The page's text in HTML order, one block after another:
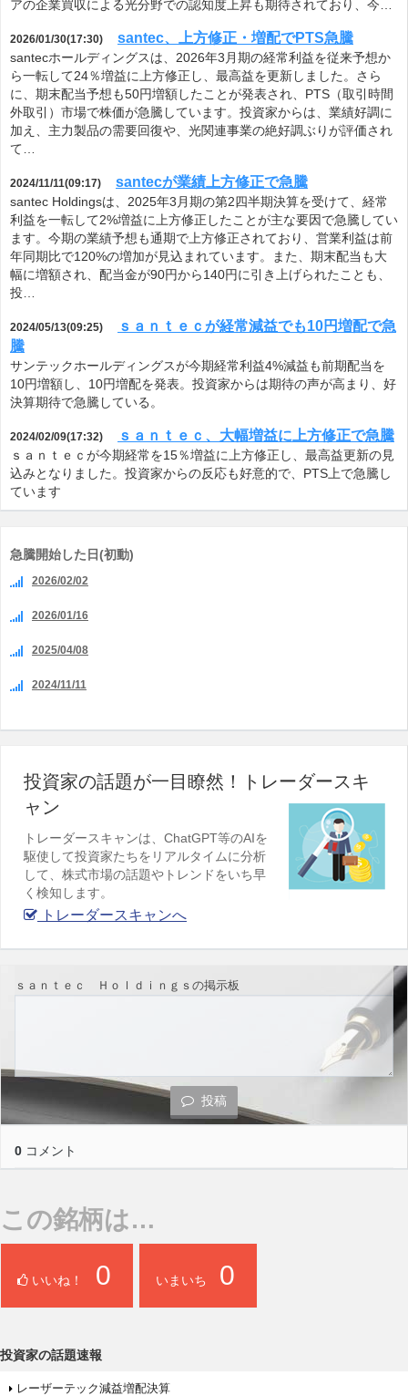
アの企業買収による光分野での認知度上昇も期待されており、今…
2026/01/30(17:30) santec、上方修正・増配でPTS急騰
santecホールディングスは、2026年3月期の経常利益を従来予想か
ら一転して24％増益に上方修正し、最高益を更新しました。さら
に、期末配当予想も50円増額したことが発表され、PTS（取引時間
外取引）市場で株価が急騰しています。投資家からは、業績好調に
加え、主力製品の需要回復や、光関連事業の絶好調ぶりが評価され
て…
2024/11/11(09:17) santecが業績上方修正で急騰
santec Holdingsは、2025年3月期の第2四半期決算を受けて、経常
利益を一転して2%増益に上方修正したことが主な要因で急騰してい
ます。今期の業績予想も通期で上方修正されており、営業利益は前
年同期比で120%の増加が見込まれています。また、期末配当も大
幅に増額され、配当金が90円から140円に引き上げられたことも、
投…
2024/05/13(09:25)
ｓａｎｔｅｃが経常減益でも10円増配で急
騰
サンテックホールディングスが今期経常利益4%減益も前期配当を
10円増額し、10円増配を発表。投資家からは期待の声が高まり、好
決算期待で急騰している。
2024/02/09(17:32) ｓａｎｔｅｃ、大幅増益に上方修正で急騰
ｓａｎｔｅｃが今期経常を15％増益に上方修正し、最高益更新の見
込みとなりました。投資家からの反応も好意的で、PTS上で急騰し
ています
急騰開始した日(初動)
2026/02/02
2026/01/16
2025/04/08
2024/11/11
投資家の話題が一目瞭然！トレーダースキ
ャン
トレーダースキャンは、ChatGPT等のAIを
駆使して投資家たちをリアルタイムに分析
して、株式市場の話題やトレンドをいち早
く検知します。
トレーダースキャンへ
ｓａｎｔｅｃ Ｈｏｌｄｉｎｇｓの掲示板
投稿
0 コメント
この銘柄は…
いいね！ 0 いまいち 0
投資家の話題速報
レーザーテック減益増配決算